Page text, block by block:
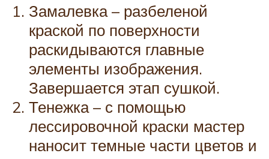
Замалевка – разбеленой
краской по поверхности
раскидываются главные
элементы изображения.
Завершается этап сушкой.
Тенежка – с помощью
лессировочной краски мастер
наносит темные части цветов и